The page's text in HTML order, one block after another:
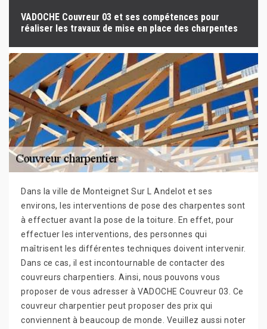
VADOCHE Couvreur 03 et ses compétences pour
réaliser les travaux de mise en place des charpentes
Dans la ville de Monteignet Sur L Andelot et ses
environs, les interventions de pose des charpentes sont
à effectuer avant la pose de la toiture. En effet, pour
effectuer les interventions, des personnes qui
maîtrisent les différentes techniques doivent intervenir.
Dans ce cas, il est incontournable de contacter des
couvreurs charpentiers. Ainsi, nous pouvons vous
proposer de vous adresser à VADOCHE Couvreur 03. Ce
couvreur charpentier peut proposer des prix qui
conviennent à beaucoup de monde. Veuillez aussi noter